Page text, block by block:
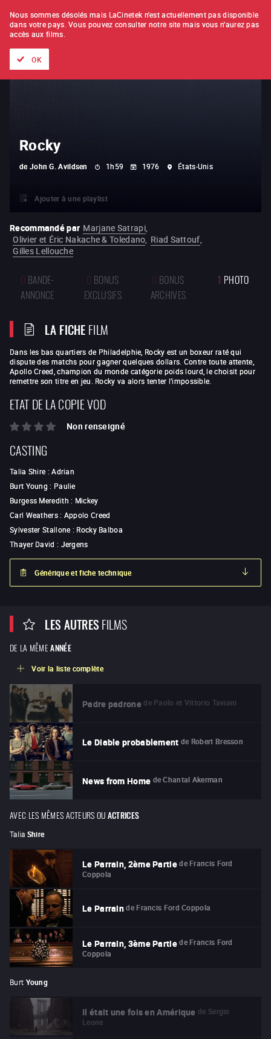
À L'UNITÉ ABONNEMENT
Rocky
de John G. Avildsen 1h59 1976 États-Unis
Ajouter à une playlist
Recommandé par Marjane Satrapi,
Olivier et Éric Nakache & Toledano, Riad Sattouf,
Gilles Lellouche
0 BANDE-
ANNONCE
0 BONUS
EXCLUSIFS
0 BONUS
ARCHIVES
1 PHOTO
LA FICHEFILM
Dans les bas quartiers de Philadelphie, Rocky est un boxeur raté qui
dispute des matchs pour gagner quelques dollars. Contre toute attente,
Apollo Creed, champion du monde catégorie poids lourd, le choisit pour
remettre son titre en jeu. Rocky va alors tenter l’impossible.
ETAT DE LA COPIE VOD
Non renseigné
CASTING
Talia Shire :Adrian
Burt Young : Paulie
Burgess Meredith : Mickey
Carl Weathers: Appolo Creed
Sylvester Stallone : Rocky Balboa
Thayer David : Jergens
Générique et fiche technique
LES AUTRESFILMS
DE LA MÊME ANNÉE
Voir la liste complète
Padre padrone de Paolo et Vittorio Taviani
Le Diable probablement de Robert Bresson
News from Home de Chantal Akerman
AVEC LES MÊMES ACTEURS OUACTRICES
Talia Shire
Le Parrain, 2ème Partie de Francis Ford
Coppola
Le Parrain de Francis Ford Coppola
Le Parrain, 3ème Partie de Francis Ford
Coppola
Burt Young
Il était une fois en Amérique de Sergio
Leone
Nous sommes désolés mais LaCinetek n'est actuellement pas disponible
dans votre pays. Vous pouvez consulter notre site mais vous n'aurez pas
accès aux films.
OK